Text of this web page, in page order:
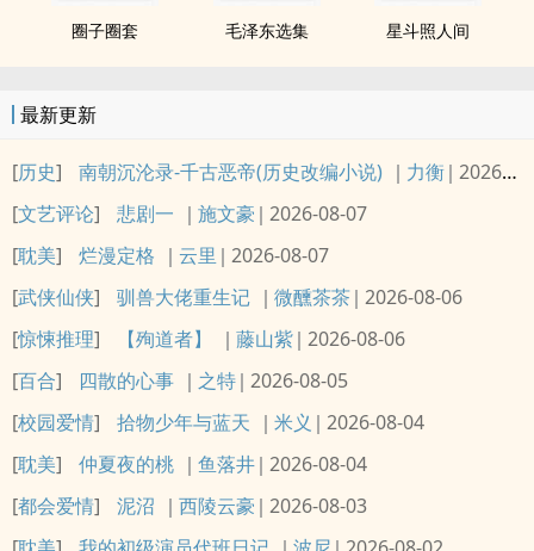
圈子圈套 毛泽东选集 星斗照人间
最新更新
[历史] 南朝沉沦录-千古恶帝(历史改编小说) 力衡 2026-08-08
[文艺评论] 悲剧一 施文豪 2026-08-07
[耽美] 烂漫定格 云里
2026-08-07
[武侠仙侠] 驯兽大佬重生记 微醺茶茶 2026-08-06
[惊悚推理] 【殉道者】 藤山紫 2026-08-06
[百合] 四散的心事 之特 2026-08-05
[校园爱情] 拾物少年与蓝天 米义
2026-08-04
[耽美] 仲夏夜的桃 鱼落井 2026-08-04
[都会爱情] 泥沼 西陵云豪 2026-08-03